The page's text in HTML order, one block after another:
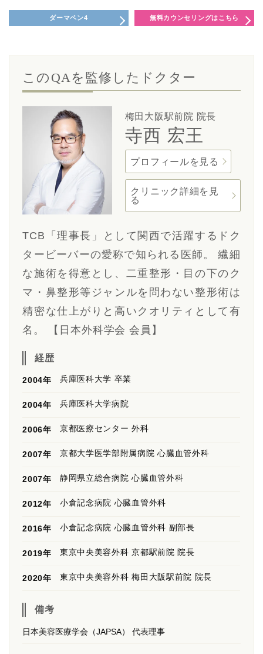
ダーマペン4 無料カウンセリングはこちら
このQAを監修したドクター
梅田大阪駅前院 院長
寺西 宏王
プロフィールを見る
クリニック詳細を見
る
TCB「理事長」として関西で活躍するドク
タービーバーの愛称で知られる医師。 繊細
な施術を得意とし、二重整形・目の下のク
マ・鼻整形等ジャンルを問わない整形術は
精密な仕上がりと高いクオリティとして有
名。 【日本外科学会 会員】
経歴
2004年 兵庫医科大学 卒業
2004年 兵庫医科大学病院
2006年 京都医療センター 外科
2007年 京都大学医学部附属病院 心臓血管外科
2007年 静岡県立総合病院 心臓血管外科
2012年 小倉記念病院 心臓血管外科
2016年 小倉記念病院 心臓血管外科 副部長
2019年 東京中央美容外科 京都駅前院 院長
2020年 東京中央美容外科 梅田大阪駅前院 院長
備考
日本美容医療学会（JAPSA） 代表理事